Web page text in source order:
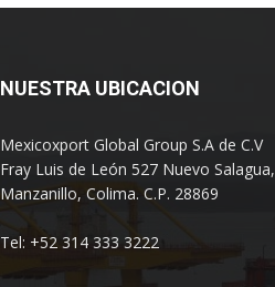
NUESTRA UBICACION
Mexicoxport Global Group S.A de C.V
Fray Luis de León 527 Nuevo Salagua,
Manzanillo, Colima. C.P. 28869
Tel: +52 314 333 3222